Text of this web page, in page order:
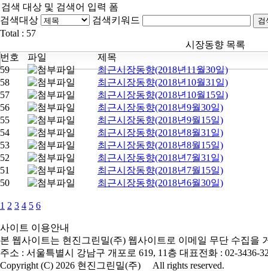
검색 대상 및 검색어 입력 폼
검색대상
검색키워드 검
Total : 57
시장동향 목록
번호
파일
제목
59
최근시장동향(2018년11월30일)
58
최근시장동향(2018년10월31일)
57
최근시장동향(2018년10월15일)
56
최근시장동향(2018년9월30일)
55
최근시장동향(2018년9월15일)
54
최근시장동향(2018년8월31일)
53
최근시장동향(2018년8월15일)
52
최근시장동향(2018년7월31일)
51
최근시장동향(2018년7월15일)
50
최근시장동향(2018년6월30일)
1 2 3 4 5 6
사이트 이용안내
본 웹사이트는 현진그린밀(주) 웹사이트로 이메일 무단 수집을
주소 : 서울특별시 강남구 개포로 619, 11층 대표전화 : 02-3436-
Copyright (C) 2026 현진그린밀(주) All rights reserved.